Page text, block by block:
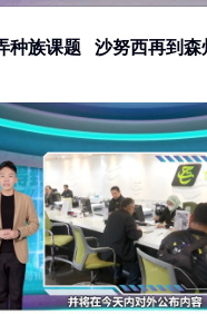
种族课题 沙努西再到森